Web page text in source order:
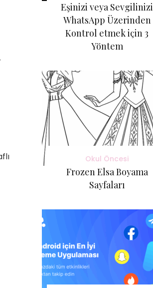
Eşinizi veya Sevgilinizi
WhatsApp Üzerinden
Kontrol etmek için 3
Yöntem
Okul Öncesi
Frozen Elsa Boyama
Sayfaları